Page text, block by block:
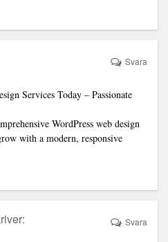
Services Today – Passionate
WordPress web design
with a modern, responsive
Svara
Svara